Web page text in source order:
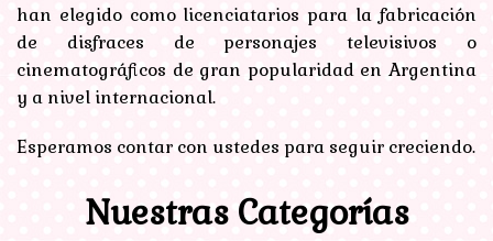
han elegido como licenciatarios para la fabricación
de disfraces de personajes televisivos o
cinematográficos de gran popularidad en Argentina
y a nivel internacional.
Esperamos contar con ustedes para seguir creciendo.
Nuestras Categorías